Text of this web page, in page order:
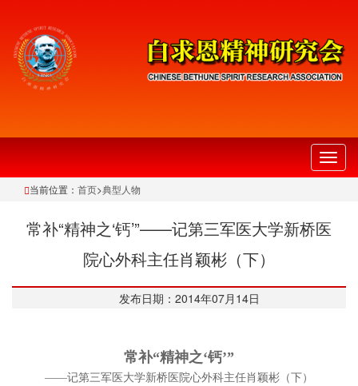
切
换
当前位置： 首页>典型人物
常补“精神之‘钙’”——记第三军医大学新桥医
院心外科主任肖颖彬（下）
发布日期：2014年07月14日
常补“精神之‘钙’”
——记第三军医大学新桥医院心外科主任肖颖彬（下）